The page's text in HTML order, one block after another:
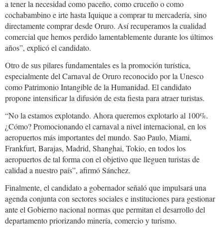
a tener la necesidad como paceño, como cruceño o como
cochabambino e irte hasta Iquique a comprar tu mercadería, sino
directamente comprar desde Oruro. Así recuperamos la cualidad
comercial que hemos perdido lamentablemente durante los últimos
años”, explicó el candidato.
Otro de sus pilares fundamentales es la promoción turística,
especialmente del Carnaval de Oruro reconocido por la Unesco
como Patrimonio Intangible de la Humanidad. El candidato
propone intensificar la difusión de esta fiesta para atraer turistas.
“No la estamos explotando. Ahora queremos explotarlo al 100%.
¿Cómo? Promocionando el carnaval a nivel internacional, en los
aeropuertos más importantes del mundo. Sao Paulo, Miami,
Frankfurt, Barajas, Madrid, Shanghai, Tokio, en todos los
aeropuertos de tal forma con el objetivo que lleguen turistas de
calidad a nuestro país”, afirmó Sánchez.
Finalmente, el candidato a gobernador señaló que impulsará una
agenda conjunta con sectores sociales e instituciones para gestionar
ante el Gobierno nacional normas que permitan el desarrollo del
departamento priorizando minería, comercio y turismo.